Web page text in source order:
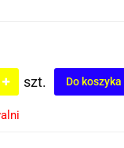
szt. Do koszyka